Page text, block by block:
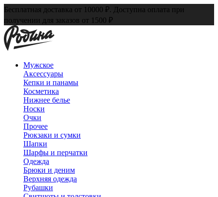
Бесплатная доставка от 10000 ₽. Доступна оплата при
получении для заказов от 1500 ₽
Мужское
Аксессуары
Кепки и панамы
Косметика
Нижнее белье
Носки
Очки
Прочее
Рюкзаки и сумки
Шапки
Шарфы и перчатки
Одежда
Брюки и деним
Верхняя одежда
Рубашки